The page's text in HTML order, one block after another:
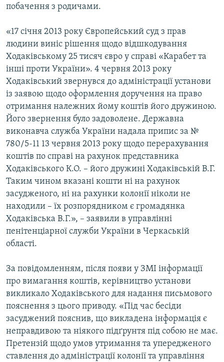
побачення з родичами.
«17 січня 2013 року Європейський суд з прав
людини виніс рішення щодо відшкодування
Ходаківському 25 тисяч євро у справі «Карабет та
інші проти України». 4 червня 2013 року
Ходаківський звернувся до адміністрації установи
із заявою щодо оформлення доручення на право
отримання належних йому коштів його дружиною.
Його звернення було задоволене. Державна
виконавча служба України надала припис за №
780/5-11 13 червня 2013 року щодо перерахування
коштів по справі на рахунок представника
Ходаківського К.О. – його дружині Ходаківській В.Г.
Таким чином вказані кошти ні на рахунок
засудженого, ні на рахунки колонії ніколи не
находили – їх розпорядником є громадянка
Ходаківська В.Г.», – заявили в управлінні
пенітенціарної служби України в Черкаській
області.
За повідомленням, після появи у ЗМІ інформації
про вимагання коштів, керівництво установи
викликало Ходаківського для надання письмового
пояснення з цього приводу. «Під час бесіди
засуджений пояснив, що викладена інформація є
неправдивою та ніякого підґрунтя під собою не має.
Претензій щодо умов утримання та упередженого
ставлення до адміністрації колонії та управління